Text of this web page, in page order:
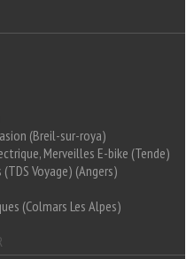
(Breil-sur-roya)
Merveilles E-bike (Tende)
Voyage) (Angers)
(Colmars Les Alpes)